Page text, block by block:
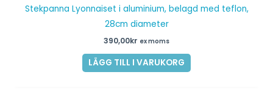
Stekpanna Lyonnaiset i aluminium, belagd med teflon,
28cm diameter
390,00kr ex moms
LÄGG TILL I VARUKORG